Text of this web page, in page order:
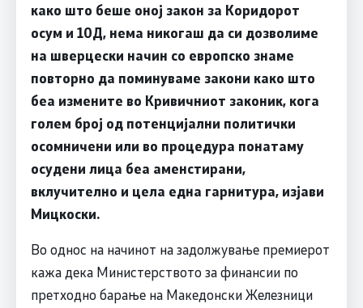
како што беше оној закон за Коридорот
осум и 10Д, нема никогаш да си дозволиме
на шверцески начин со европско знаме
повторно да поминуваме закони како што
беа измените во Кривичниот законик, кога
голем број од потенцијални политички
осомничени или во процедура понатаму
осудени лица беа аменстирани,
вклучително и цела една гарнитура, изјави
Мицкоски.
Во однос на начинот на задолжување премиерот
кажа дека Министерството за финансии по
претходно барање на Македонски Железници